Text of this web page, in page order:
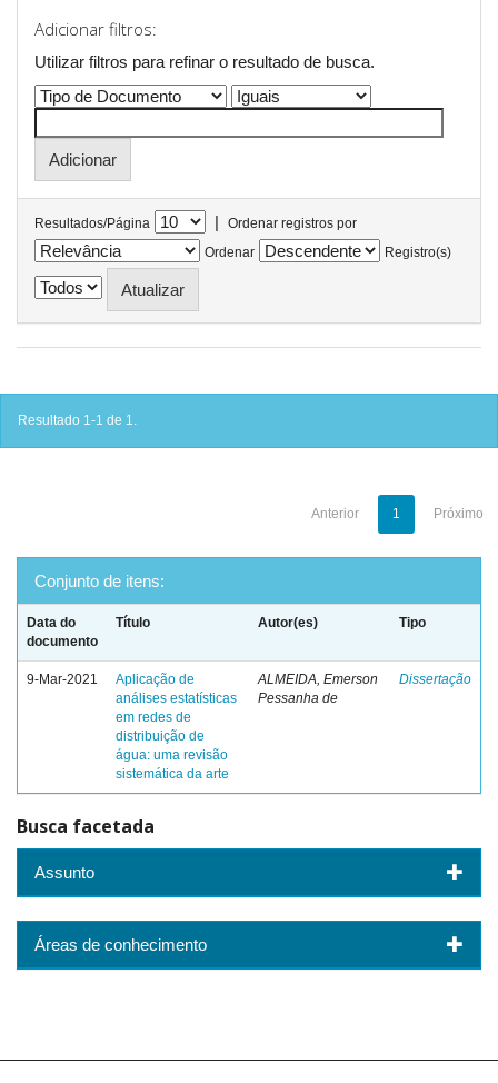
Adicionar filtros:
Utilizar filtros para refinar o resultado de busca.
Resultados/Página |
Ordenar registros por
Ordenar
Registro(s)
Resultado 1-1 de 1.
Anterior 1 Próximo
Conjunto de itens:
Data do
documento
Título Autor(es) Tipo
9-Mar-2021
Aplicação de
análises estatísticas
em redes de
distribuição de
água: uma revisão
sistemática da arte
ALMEIDA, Emerson
Pessanha de
Dissertação
Busca facetada
Assunto
Áreas de conhecimento